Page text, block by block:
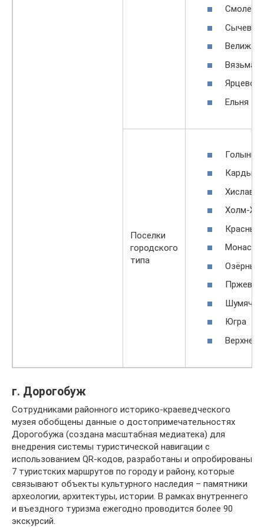
Сычевка
Велиж
Вязьма
Ярцево
Ельня
Поселки
городского
типа
Голынки
Холм-
Красный
Озёрный
Шумячи
Югра
г. Дорогобуж
Сотрудниками районного историко-краеведческого
музея обобщены данные о достопримечательностях
Дорогобужа (создана масштабная медиатека) для
внедрения системы туристической навигации с
использованием QR-кодов, разработаны и опробированы
7 туристских маршрутов по городу и району, которые
связывают объекты культурного наследия – памятники
археологии, архитектуры, истории. В рамках внутреннего
и въездного туризма ежегодно проводится более 90
экскурсий.